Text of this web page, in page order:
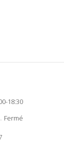
18:30
Fermé